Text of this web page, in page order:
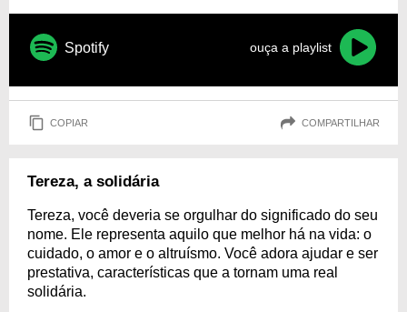
Spotify ouça a playlist
COPIAR COMPARTILHAR
Tereza, a solidária
Tereza, você deveria se orgulhar do significado do seu
nome. Ele representa aquilo que melhor há na vida: o
cuidado, o amor e o altruísmo. Você adora ajudar e ser
prestativa, características que a tornam uma real
solidária.